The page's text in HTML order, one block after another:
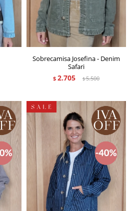
Sobrecamisa Josefina - Denim
Safari
$ 2.705 $5.500